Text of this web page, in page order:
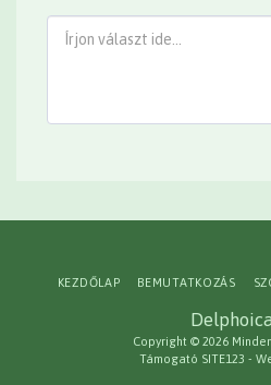
Copyright © 2026
Támogató SITE123 -
KEZDŐLAP BEMUTATKOZÁS